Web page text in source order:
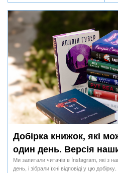
Добірка книжок, які
один день. Версія
Ми запитали читачів в Instagram, які з
день, і зібрали їхні відповіді у цю добірку.